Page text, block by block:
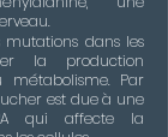
mutations dans les
la production
métabolisme. Par
est due à une
qui affecte la